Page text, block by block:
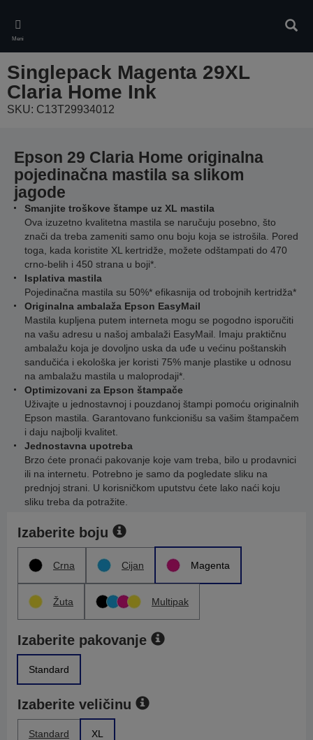
main
content
Meni
Singlepack Magenta 29XL
Claria Home Ink
SKU: C13T29934012
Epson 29 Claria Home originalna
pojedinačna mastila sa slikom
jagode
Smanjite troškove štampe uz XL mastila
Ova izuzetno kvalitetna mastila se naručuju posebno, što
znači da treba zameniti samo onu boju koja se istrošila. Pored
toga, kada koristite XL kertridže, možete odštampati do 470
crno-belih i 450 strana u boji*.
Isplativa mastila
Pojedinačna mastila su 50%* efikasnija od trobojnih kertridža*
Originalna ambalaža Epson EasyMail
Mastila kupljena putem interneta mogu se pogodno isporučiti
na vašu adresu u našoj ambalaži EasyMail. Imaju praktičnu
ambalažu koja je dovoljno uska da uđe u većinu poštanskih
sandučića i ekološka jer koristi 75% manje plastike u odnosu
na ambalažu mastila u maloprodaji*.
Optimizovani za Epson štampače
Uživajte u jednostavnoj i pouzdanoj štampi pomoću originalnih
Epson mastila. Garantovano funkcionišu sa vašim štampačem
i daju najbolji kvalitet.
Jednostavna upotreba
Brzo ćete pronaći pakovanje koje vam treba, bilo u prodavnici
ili na internetu. Potrebno je samo da pogledate sliku na
prednjoj strani. U korisničkom uputstvu ćete lako naći koju
sliku treba da potražite.
Izaberite boju
Crna Cijan Magenta
Žuta Multipak
Izaberite pakovanje
Standard
Izaberite veličinu
Standard XL